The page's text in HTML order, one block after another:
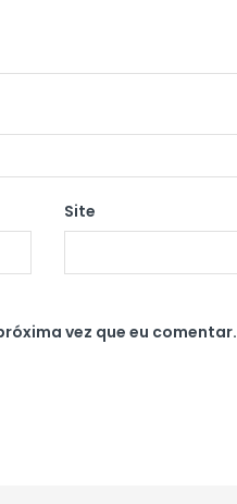
Site
vez que eu comentar.